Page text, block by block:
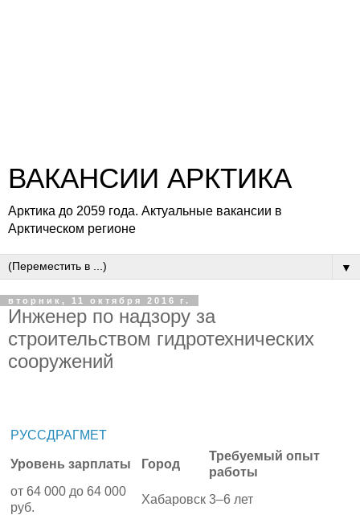
ВАКАНСИИ АРКТИКА
Арктика до 2059 года. Актуальные вакансии в
Арктическом регионе
▼
вторник, 11 октября 2016 г.
Инженер по надзору за
строительством гидротехнических
сооружений
РУССДРАГМЕТ
Уровень зарплаты Город
Требуемый опыт
работы
от 64 000 до 64 000
руб.
Хабаровск 3–6 лет